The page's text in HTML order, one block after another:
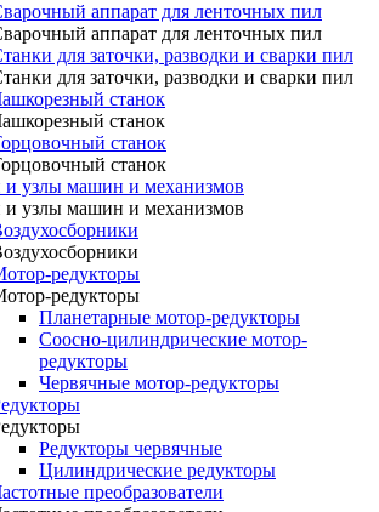
аппарат для ленточных пил
аппарат для ленточных пил
для заточки, разводки и сварки пил
для заточки, разводки и сварки пил
станок
станок
станок
станок
и узлы машин и механизмов
и узлы машин и механизмов
редукторы
редукторы
Планетарные мотор-редукторы
Соосно-цилиндрические мотор-
редукторы
Червячные мотор-редукторы
Редукторы червячные
Цилиндрические редукторы
преобразователи